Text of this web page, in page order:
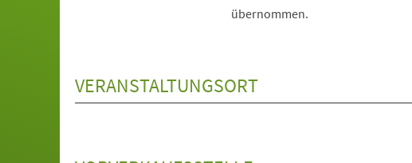
übernommen.
VERANSTALTUNGSORT